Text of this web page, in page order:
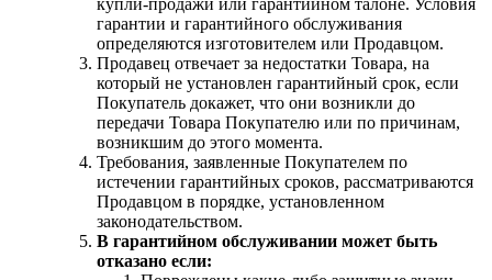
гарантии и гарантийного обслуживания
определяются изготовителем или Продавцом.
Продавец отвечает за недостатки Товара, на
который не установлен гарантийный срок, если
Покупатель докажет, что они возникли до
передачи Товара Покупателю или по причинам,
возникшим до этого момента.
Требования, заявленные Покупателем по
истечении гарантийных сроков, рассматриваются
Продавцом в порядке, установленном
законодательством.
В гарантийном обслуживании может быть
отказано если: